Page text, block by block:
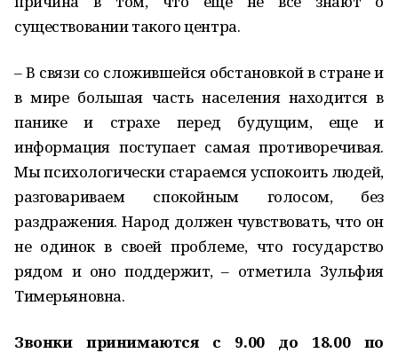
существовании такого центра.
– В связи со сложившейся обстановкой в стране и
в мире большая часть населения находится в
панике и страхе перед будущим, еще и
информация поступает самая противоречивая.
Мы психологически стараемся успокоить людей,
разговариваем спокойным голосом, без
раздражения. Народ должен чувствовать, что он
не одинок в своей проблеме, что государство
рядом и оно поддержит, – отметила Зульфия
Тимерьяновна.
Звонки принимаются с 9.00 до 18.00 по